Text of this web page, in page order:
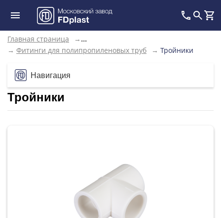
Главная страница → ...
→ Фитинги для полипропиленовых труб → Тройники
Навигация
Тройники